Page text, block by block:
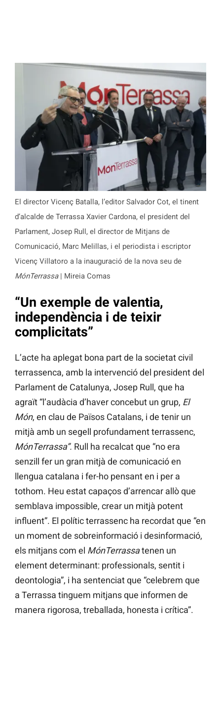
El director Vicenç Batalla, l’editor Salvador Cot, el tinent
d’alcalde de Terrassa Xavier Cardona, el president del
Parlament, Josep Rull, el director de Mitjans de
Comunicació, Marc Melillas, i el periodista i escriptor
Vicenç Villatoro a la inauguració de la nova seu de
MónTerrassa| Mireia Comas
“Un exemple de valentia,
independència i de teixir
complicitats”
L’acte ha aplegat bona part de la societat civil
terrassenca, amb la intervenció del president del
Parlament de Catalunya, Josep Rull, que ha
agraït “l’audàcia d’haver concebut un grup, El
Món, en clau de Països Catalans, i de tenir un
mitjà amb un segell profundament terrassenc,
MónTerrassa”. Rull ha recalcat que “no era
senzill fer un gran mitjà de comunicació en
llengua catalana i fer-ho pensant en i per a
tothom. Heu estat capaços d’arrencar allò que
semblava impossible, crear un mitjà potent
influent”. El polític terrassenc ha recordat que “en
un moment de sobreinformació i desinformació,
els mitjans com el MónTerrassatenen un
element determinant: professionals, sentit i
deontologia”, i ha sentenciat que “celebrem que
a Terrassa tinguem mitjans que informen de
manera rigorosa, treballada, honesta i crítica”.